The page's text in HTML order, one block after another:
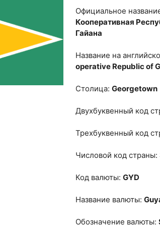
Официальное
Кооперативная
Гайана
Название на
operative Republic of
Столица: Georgetown
Двухбуквенный код
Трехбуквенный код
Числовой код страны:
Код валюты: GYD
Название валюты:
Обозначение валюты: